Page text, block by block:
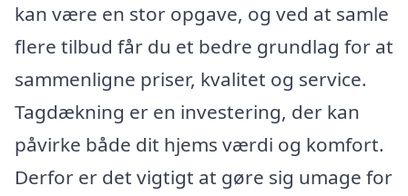
kan være en stor opgave, og ved at samle
flere tilbud får du et bedre grundlag for at
sammenligne priser, kvalitet og service.
Tagdækning er en investering, der kan
påvirke både dit hjems værdi og komfort.
Derfor er det vigtigt at gøre sig umage for